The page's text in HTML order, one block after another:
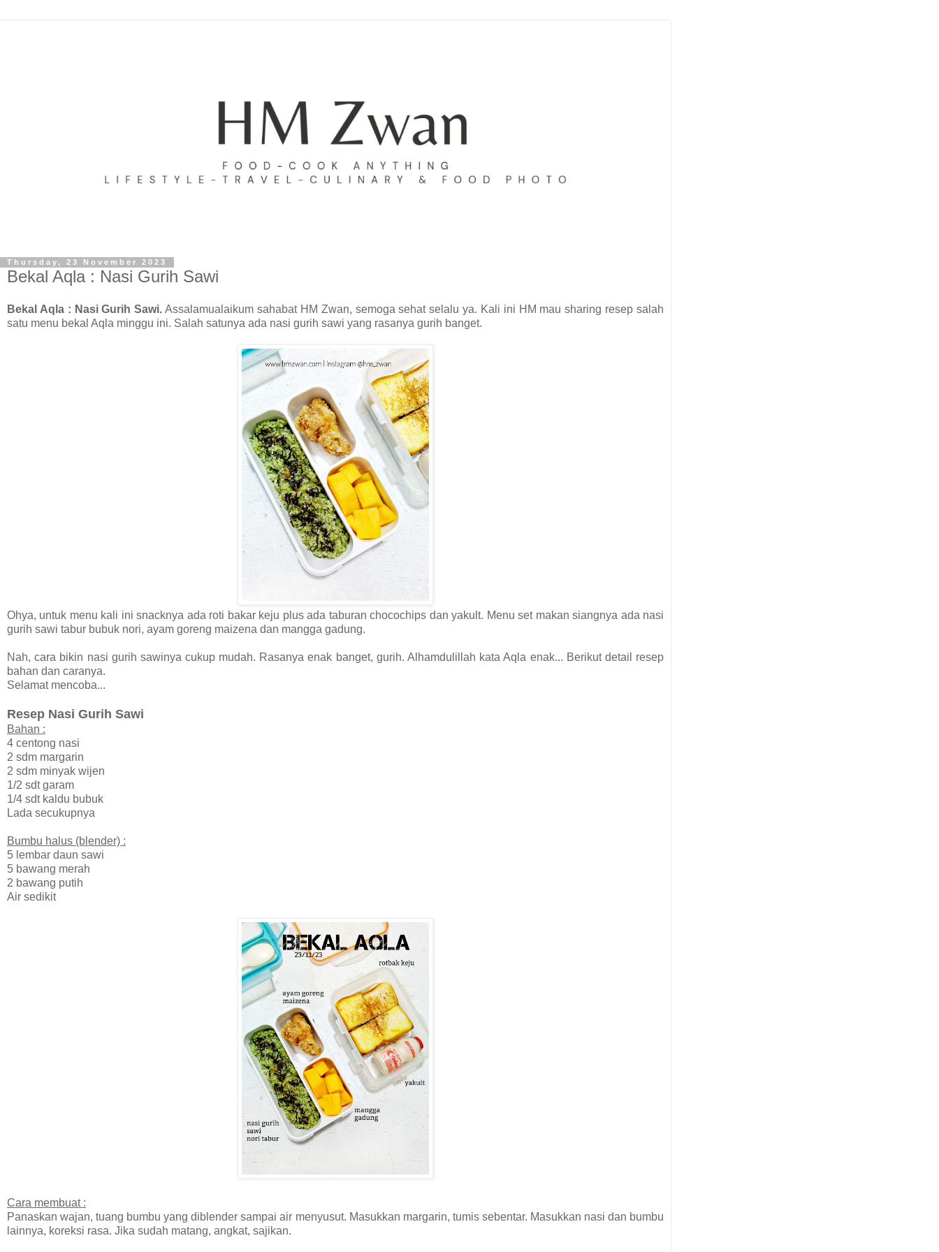
Thursday, 23 November 2023
Bekal Aqla : Nasi Gurih Sawi
Bekal Aqla : Nasi Gurih Sawi. Assalamualaikum sahabat HM Zwan, semoga sehat selalu ya. Kali ini HM mau sharing resep salah
satu menu bekal Aqla minggu ini. Salah satunya ada nasi gurih sawi yang rasanya gurih banget.
Ohya, untuk menu kali ini snacknya ada roti bakar keju plus ada taburan chocochips dan yakult. Menu set makan siangnya ada nasi
gurih sawi tabur bubuk nori, ayam goreng maizena dan mangga gadung.
Nah, cara bikin nasi gurih sawinya cukup mudah. Rasanya enak banget, gurih. Alhamdulillah kata Aqla enak... Berikut detail resep
bahan dan caranya.
Selamat mencoba...
Resep Nasi Gurih Sawi
Bahan :
4 centong nasi
2 sdm margarin
2 sdm minyak wijen
1/2 sdt garam
1/4 sdt kaldu bubuk
Lada secukupnya
Bumbu halus (blender) :
5 lembar daun sawi
5 bawang merah
2 bawang putih
Air sedikit
Cara membuat :
Panaskan wajan, tuang bumbu yang diblender sampai air menyusut. Masukkan margarin, tumis sebentar. Masukkan nasi dan bumbu
lainnya, koreksi rasa. Jika sudah matang, angkat, sajikan.